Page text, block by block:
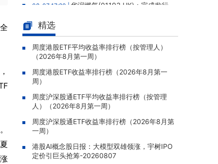
08-07 17:20 | 华润燃气(01193.HK)：完成发行
08-07 17:20 |
年亏损约230万元
08-07 17:15 |华润燃气(01193.HK)：完成发行2
5亿元第三期中期票据
08-07 17:09 |
涨，宇树IPO定价引巨头抢筹-20260807
08-07 16:51 | 永义国际(01218.HK)：就出售九
龙"森里"物业传闻作出澄清，正与独立第三方
磋商但尚未落实协议
精选
周度港股ETF平均收益率排行榜（按管理人）
（2026年8月第一周）
周度港股ETF收益率排行榜（2026年8月第一
周）
周度沪深股通ETF平均收益率排行榜（按管理
人）（2026年8月第一周）
周度沪深股通ETF收益率排行榜（2026年8月第
一周）
港股AI概念股日报：大模型双雄领涨，宇树IPO
定价引巨头抢筹-20260807